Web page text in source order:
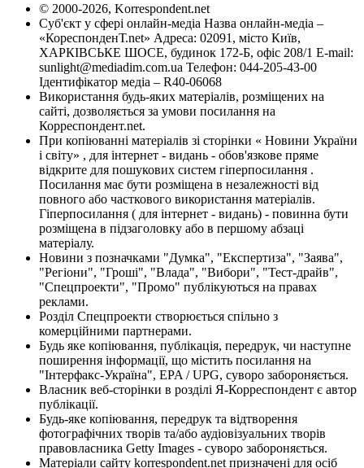
© 2000-2026, Korrespondent.net
Суб'єкт у сфері онлайн-медіа Назва онлайн-медіа –
«КореспонденТ.net» Адреса: 02091, місто Київ,
ХАРКІВСЬКЕ ШОСЕ, будинок 172-Б, офіс 208/1 E-mail:
sunlight@mediadim.com.ua Телефон: 044-205-43-00
Ідентифікатор медіа – R40-06068
Використання будь-яких матеріалів, розміщених на
сайті, дозволяється за умови посилання на
Корреспондент.net.
При копіюванні матеріалів зі сторінки « Новини України
і світу» , для інтернет - видань - обов'язкове пряме
відкрите для пошукових систем гіперпосилання .
Посилання має бути розміщена в незалежності від
повного або часткового використання матеріалів.
Гіперпосилання ( для інтернет - видань) - повинна бути
розміщена в підзаголовку або в першому абзаці
матеріалу.
Новини з позначками "Думка", "Експертиза", "Заява",
"Регіони", "Гроші", "Влада", "Вибори", "Тест-драйв",
"Спецпроекти", "Промо" публікуються на правах
реклами.
Розділ Спецпроекти створюється спільно з
комерційними партнерами.
Будь яке копіювання, публікація, передрук, чи наступне
поширення інформації, що містить посилання на
"Інтерфакс-Україна", EPA / UPG, суворо забороняється.
Власник веб-сторінки в розділі Я-Корреспондент є автор
публікації.
Будь-яке копіювання, передрук та відтворення
фотографічних творів та/або аудіовізуальних творів
правовласника Getty Images - суворо забороняється.
Матеріали сайту korrespondent.net призначені для осіб